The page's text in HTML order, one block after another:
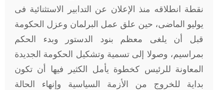
نقطة انطلاقه منذ الإعلان عن التدابير الاستثنائية فى
يوليو الماضى، حين علق عمل البرلمان وعزل الحكومة
قبل أن يلغى معظم بنود الدستور وبدء الحكم
بمراسيم، وصولا إلى تسمية وتشكيل الحكومة الجديدة
المعاونة للرئيس كخطوة يأمل الكثير فيها أن تكون
بداية للخروج من الأزمة السياسية وإنهاء الحالة